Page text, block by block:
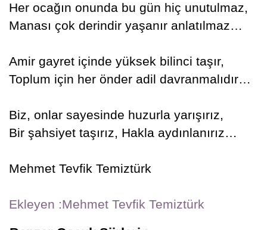
Her ocağın onunda bu gün hiç unutulmaz,
Manası çok derindir yaşanır anlatılmaz…
Amir gayret içinde yüksek bilinci taşır,
Toplum için her önder adil davranmalıdır…
Biz, onlar sayesinde huzurla yarışırız,
Bir şahsiyet taşırız, Hakla aydınlanırız…
Mehmet Tevfik Temiztürk
Ekleyen :Mehmet Tevfik Temiztürk